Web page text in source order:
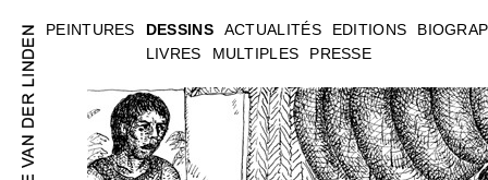
PEINTURES
DESSINS
LIVRES
MULTIPLES PRESSE
ACTUALITÉS EDITIONS